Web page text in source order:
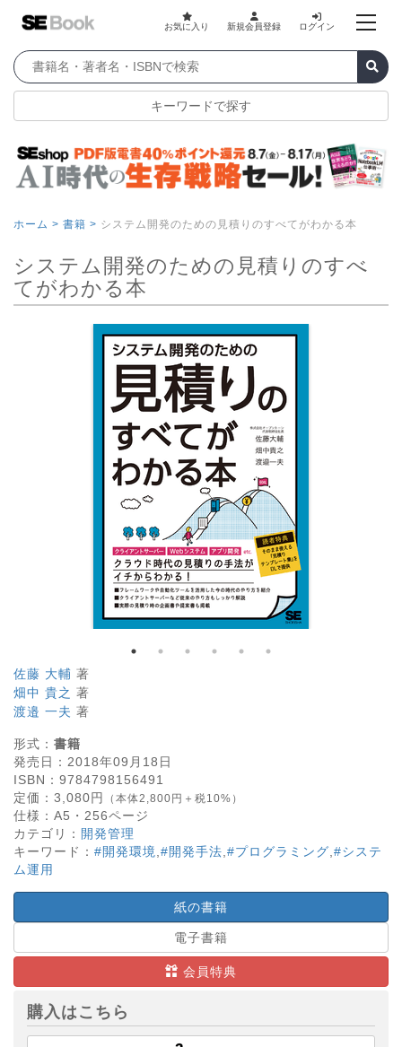
お気に入り 新規会員登録 ログイン
キーワードで探す
ホーム > 書籍 > システム開発のための見積りのすべてがわかる本
システム開発のための見積りのすべ
てがわかる本
佐藤 大輔 著
畑中 貴之 著
渡邉 一夫 著
形式： 書籍
発売日： 2018年09月18日
ISBN： 9784798156491
定価： 3,080円 （本体2,800円＋税10%）
仕様： A5・ 256ページ
カテゴリ： 開発管理
キーワード： #開発環境 #開発手法 #プログラミング #システ
ム運用
紙の書籍
電子書籍
会員特典
購入はこちら